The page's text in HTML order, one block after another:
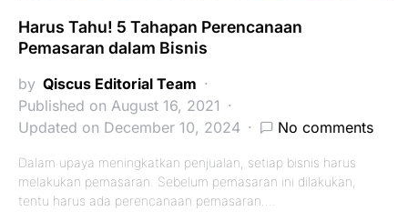
Harus Tahu! 5 Tahapan Perencanaan
Pemasaran dalam Bisnis
by Qiscus Editorial Team
Published on August 16, 2021
Updated on December 10, 2024
No comments
Dalam upaya meningkatkan penjualan, setiap bisnis harus
melakukan pemasaran. Sebelum pemasaran ini dilakukan,
tentu harus ada perencanaan pemasaran.…